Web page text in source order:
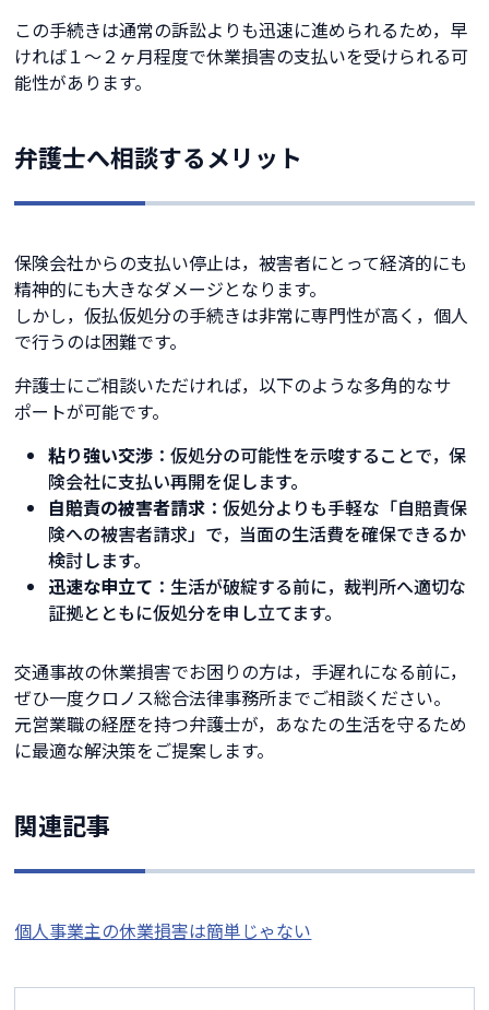
この手続きは通常の訴訟よりも迅速に進められるため，早
ければ１〜２ヶ月程度で休業損害の支払いを受けられる可
能性があります。
弁護士へ相談するメリット
保険会社からの支払い停止は，被害者にとって経済的にも
精神的にも大きなダメージとなります。
しかし，仮払仮処分の手続きは非常に専門性が高く，個人
で行うのは困難です。
弁護士にご相談いただければ，以下のような多角的なサ
ポートが可能です。
粘り強い交渉 ：仮処分の可能性を示唆することで，保
険会社に支払い再開を促します。
自賠責の被害者請求 ：仮処分よりも手軽な「自賠責保
険への被害者請求」で，当面の生活費を確保できるか
検討します。
迅速な申立て ：生活が破綻する前に，裁判所へ適切な
証拠とともに仮処分を申し立てます。
交通事故の休業損害でお困りの方は，手遅れになる前に，
ぜひ一度クロノス総合法律事務所までご相談ください。
元営業職の経歴を持つ弁護士が，あなたの生活を守るため
に最適な解決策をご提案します。
関連記事
個人事業主の休業損害は簡単じゃない